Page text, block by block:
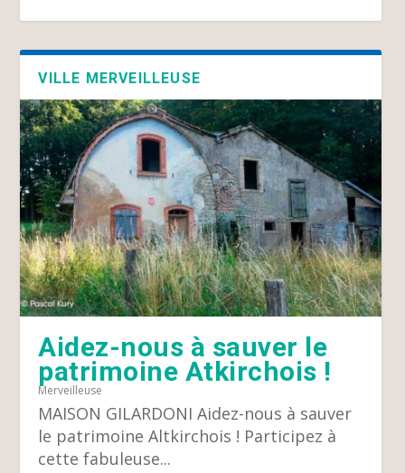
VILLE MERVEILLEUSE
Aidez-nous à sauver le
patrimoine Atkirchois !
Merveilleuse
MAISON GILARDONI Aidez-nous à sauver
le patrimoine Altkirchois ! Participez à
cette fabuleuse...